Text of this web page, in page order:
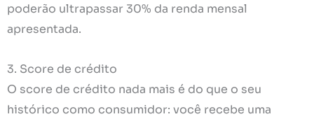
poderão ultrapassar 30% da renda mensal
apresentada.
3. Score de crédito
O score de crédito nada mais é do que o seu
histórico como consumidor: você recebe uma